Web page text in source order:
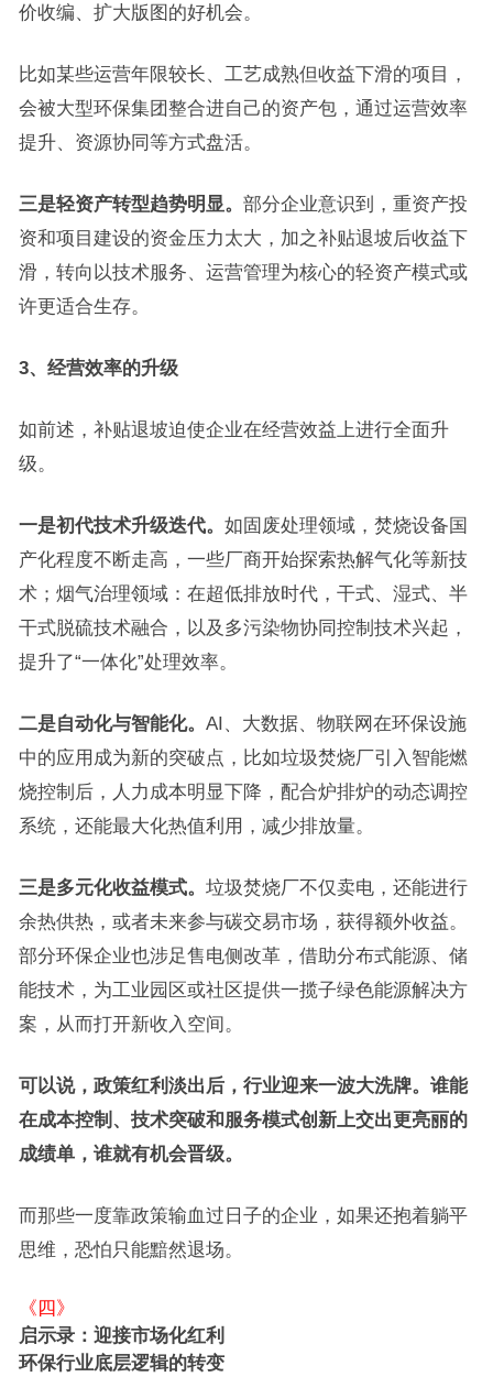
价收编、扩大版图的好机会。
比如某些运营年限较长、工艺成熟但收益下滑的项目，
会被大型环保集团整合进自己的资产包，通过运营效率
提升、资源协同等方式盘活。
三是轻资产转型趋势明显。 部分企业意识到，重资产投
资和项目建设的资金压力太大，加之补贴退坡后收益下
滑，转向以技术服务、运营管理为核心的轻资产模式或
许更适合生存。
3、经营效率的升级
如前述，补贴退坡迫使企业在经营效益上进行全面升
级。
一是初代技术升级迭代。 如固废处理领域，焚烧设备国
产化程度不断走高，一些厂商开始探索热解气化等新技
术；烟气治理领域：在超低排放时代，干式、湿式、半
干式脱硫技术融合，以及多污染物协同控制技术兴起，
提升了“一体化”处理效率。
二是自动化与智能化。 AI、大数据、物联网在环保设施
中的应用成为新的突破点，比如垃圾焚烧厂引入智能燃
烧控制后，人力成本明显下降，配合炉排炉的动态调控
系统，还能最大化热值利用，减少排放量。
三是多元化收益模式。 垃圾焚烧厂不仅卖电，还能进行
余热供热，或者未来参与碳交易市场，获得额外收益。
部分环保企业也涉足售电侧改革，借助分布式能源、储
能技术，为工业园区或社区提供一揽子绿色能源解决方
案，从而打开新收入空间。
可以说，政策红利淡出后，行业迎来一波大洗牌。谁能
在成本控制、技术突破和服务模式创新上交出更亮丽的
成绩单，谁就有机会晋级。
而那些一度靠政策输血过日子的企业，如果还抱着躺平
思维，恐怕只能黯然退场。
《四》
启示录：迎接市场化红利
环保行业底层逻辑的转变